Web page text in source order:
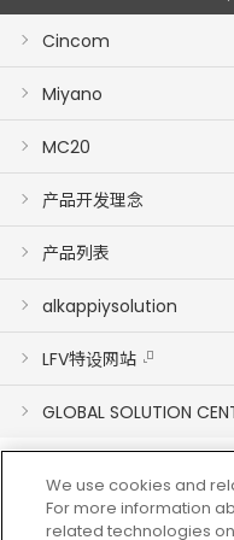
Cincom
Miyano
MC20
产品开发理念
产品列表
alkappiysolution
LFV特设网站
GLOBAL SOLUTION
We use cookies and
For more information
related technologies